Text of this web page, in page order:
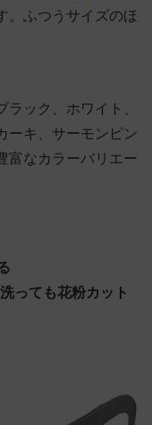
。ふつうサイズのほ
ック、ホワイト、
ーキ、サーモンピン
富なカラーバリエー
っても花粉カット